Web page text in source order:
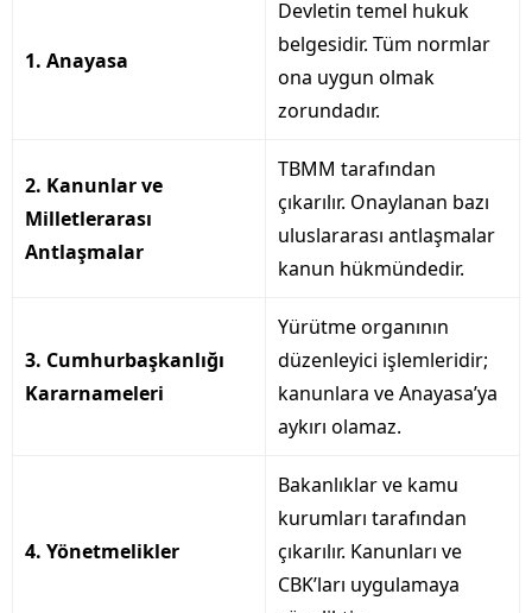
1. Anayasa
Devletin temel hukuk
belgesidir. Tüm normlar
ona uygun olmak
zorundadır.
2. Kanunlar ve
Milletlerarası
Antlaşmalar
TBMM tarafından
çıkarılır. Onaylanan bazı
uluslararası antlaşmalar
kanun hükmündedir.
3. Cumhurbaşkanlığı
Kararnameleri
Yürütme organının
düzenleyici işlemleridir;
kanunlara ve Anayasa’ya
aykırı olamaz.
4. Yönetmelikler
Bakanlıklar ve kamu
kurumları tarafından
çıkarılır. Kanunları ve
CBK’ları uygulamaya